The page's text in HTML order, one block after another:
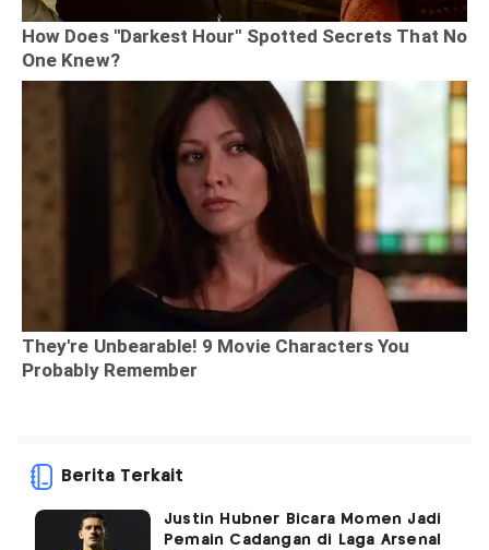
Berita Terkait
Justin Hubner Bicara Momen Jadi
Pemain Cadangan di Laga Arsenal